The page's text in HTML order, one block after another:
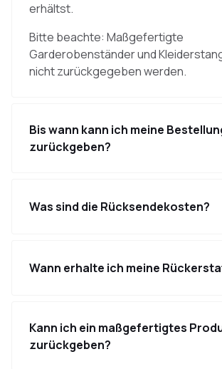
erhältst.
Bitte beachte: Maßgefertigte
Garderobenständer und
nicht zurückgegeben werden.
Bis wann kann ich meine
zurückgeben?
Was sind die Rücksendekosten?
Wann erhalte ich meine
Kann ich ein maßgefertigtes
zurückgeben?